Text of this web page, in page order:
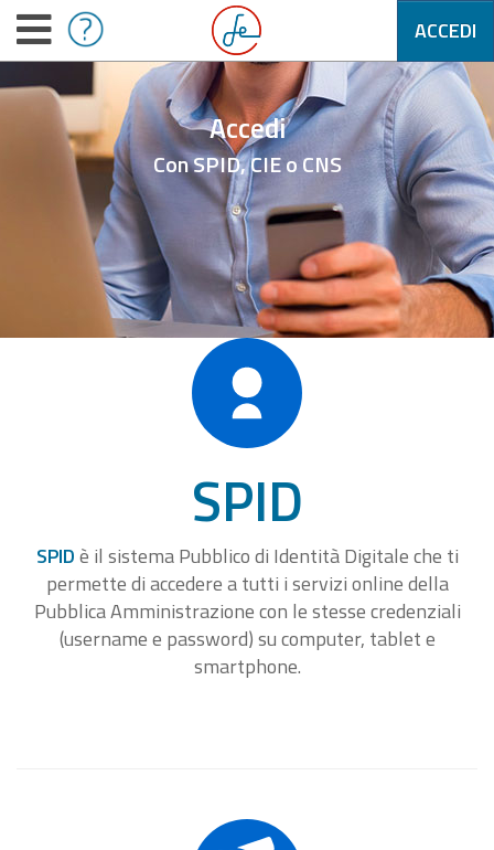
ACCEDI
Accedi
Con SPID, CIE o CNS
SPID
SPIDè il sistema Pubblico di Identità Digitale che ti
permette di accedere a tutti i servizi online della
Pubblica Amministrazione con le stesse credenziali
(username e password) su computer, tablet e
smartphone.